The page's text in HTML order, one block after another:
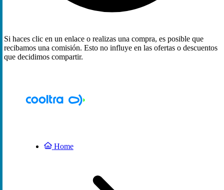
Si haces clic en un enlace o realizas una compra, es posible que
recibamos una comisión. Esto no influye en las ofertas o descuentos
que decidimos compartir.
Home